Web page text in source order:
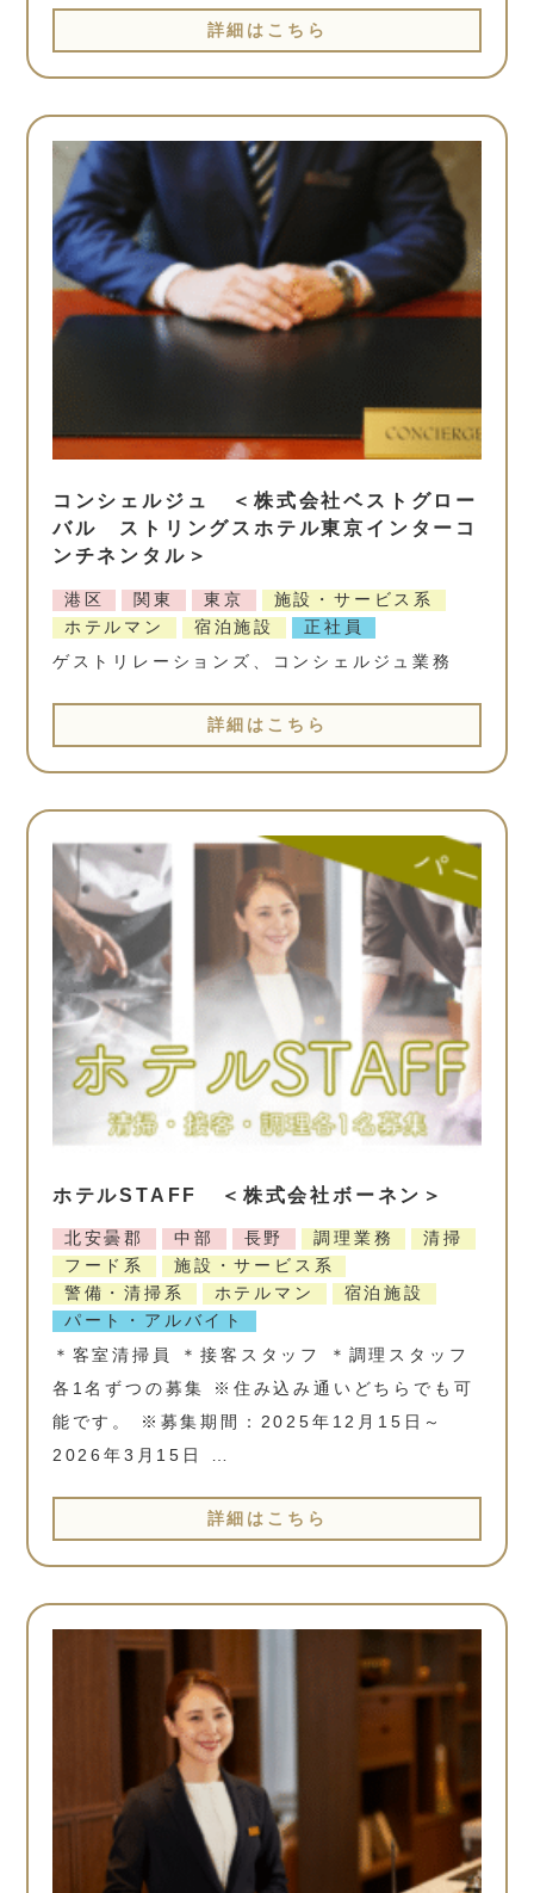
詳細はこちら
コンシェルジュ ＜株式会社ベストグロー
バル ストリングスホテル東京インターコ
ンチネンタル＞
港区 関東 東京
施設・サービス系
ホテルマン
宿泊施設
正社員
ゲストリレーションズ、コンシェルジュ業務
詳細はこちら
ホテルSTAFF ＜株式会社ボーネン＞
北安曇郡 中部 長野 調理業務
清掃
フード系
施設・サービス系
警備・清掃系
ホテルマン
宿泊施設
パート・アルバイト
＊客室清掃員 ＊接客スタッフ ＊調理スタッフ
各1名ずつの募集 ※住み込み通いどちらでも可
能です。 ※募集期間：2025年12月15日～
2026年3月15日 …
詳細はこちら